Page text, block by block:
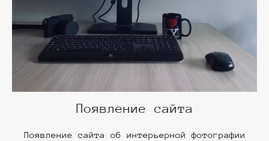
Появление сайта
Появление сайта об интерьерной фотографии